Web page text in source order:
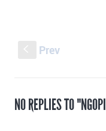
Prev
NO REPLIES TO